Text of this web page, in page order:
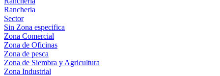
Rancheria
Sector
Sin Zona especifica
Zona Comercial
Zona de Oficinas
Zona de pesca
Zona de Siembra y Agricultura
Zona Industrial